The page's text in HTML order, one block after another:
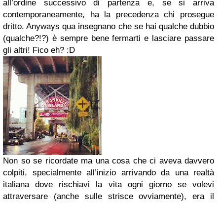
all’ordine successivo di partenza e, se si arriva
contemporaneamente, ha la precedenza chi prosegue
dritto. Anyways qua insegnano che se hai qualche dubbio
(qualche?!?) è sempre bene fermarti e lasciare passare
gli altri! Fico eh? :D
Non so se ricordate ma una cosa che ci aveva davvero
colpiti, specialmente all’inizio arrivando da una realtà
italiana dove rischiavi la vita ogni giorno se volevi
attraversare (anche sulle strisce ovviamente), era il